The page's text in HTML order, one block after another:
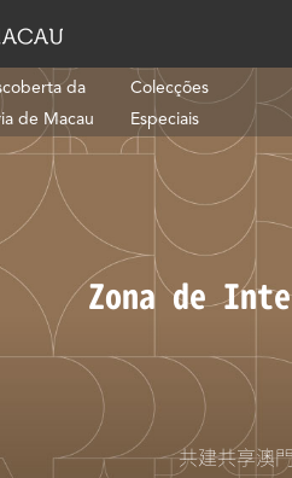
da
de Macau
Colecções
Especiais
Zona de
共建共享澳